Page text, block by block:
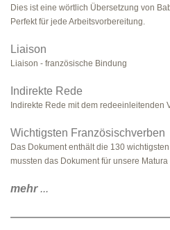
Dies ist eine wörtlich Übersetzung von
Perfekt für jede Arbeitsvorbereitung.
Liaison
Liaison - französische Bindung
Indirekte Rede
Indirekte Rede mit dem redeeinleitenden
Wichtigsten Französischverben
Das Dokument enthält die 130
mussten das Dokument für unsere
mehr...